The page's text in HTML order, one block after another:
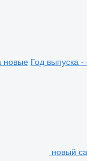
новые Год выпуска
новый